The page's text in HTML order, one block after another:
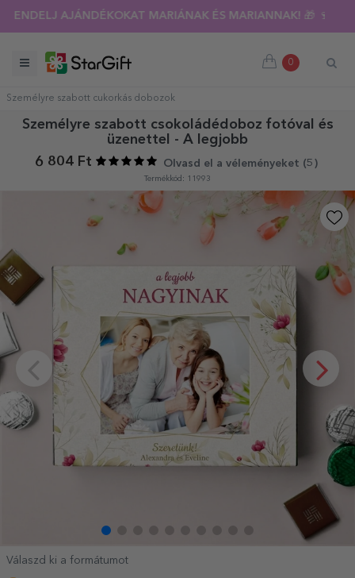
RENDELJ AJÁNDÉKOKAT MARIÁNAK ÉS MARIANNAK! 🎁 🍷
0
Személyre szabott cukorkás dobozok
Személyre szabott csokoládédoboz fotóval és
üzenettel - A legjobb
6 804 Ft
Olvasd el a véleményeket (5 )
Termékkód: 11993
Válaszd ki a formátumot